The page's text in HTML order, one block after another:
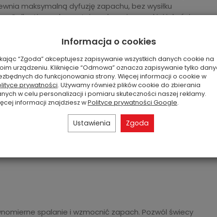
maksymalną dyfuzję zapachu, bez wysiłku
Collection wykorzystują wyłącznie wysokiej jakości
zapachowe.
Candle z dwoma knotami i szerszą średnicą słoja
(nie ma potrzeby używania nakładek
i na każdą okazję.
się do wielokrotnego użytku słoik.
użyciu bezołowiowych knotów bawełnianych to
spalanie i wzmocnić zapach. Pozwól świecy
Informacja o cookies
“Zgoda” akceptujesz zapisywanie wszystkich danych cookie na
urządzeniu. Kliknięcie “Odmowa” oznacza zapisywanie tylko
do funkcjonowania strony. Więcej informacji o cookie w
prywatności. Używamy również plików cookie do zbierania
w celu personalizacji i pomiaru skuteczności naszej reklamy.
informacji znajdziesz wPolityce prywatności Google.
Ustawienia Zgoda